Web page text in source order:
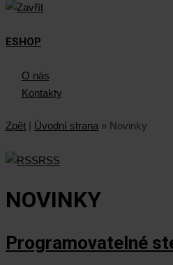
ESHOP
O nás
Kontakty
Zpět | Úvodní strana » Novinky
RSS
NOVINKY
Programovatelné